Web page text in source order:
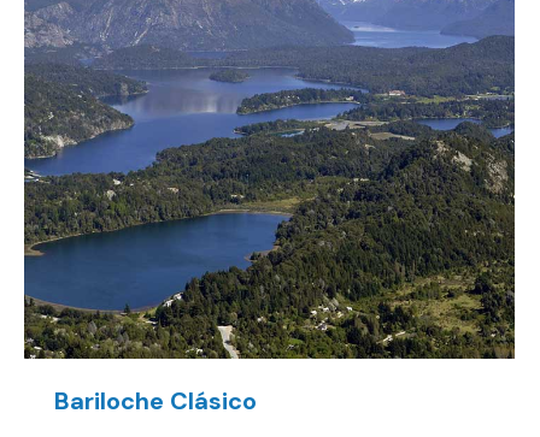
Bariloche Clásico